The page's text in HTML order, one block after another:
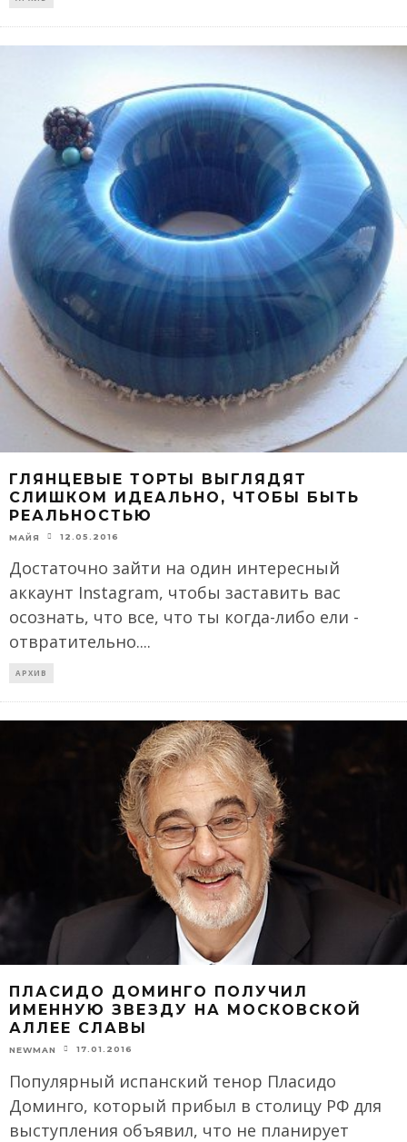
ГЛЯНЦЕВЫЕ ТОРТЫ ВЫГЛЯДЯТ
СЛИШКОМ ИДЕАЛЬНО, ЧТОБЫ БЫТЬ
РЕАЛЬНОСТЬЮ
МАЙЯ 12.05.2016
Достаточно зайти на один интересный
аккаунт Instagram, чтобы заставить вас
осознать, что все, что ты когда-либо ели -
отвратительно....
АРХИВ
ПЛАСИДО ДОМИНГО ПОЛУЧИЛ
ИМЕННУЮ ЗВЕЗДУ НА МОСКОВСКОЙ
АЛЛЕЕ СЛАВЫ
NEWMAN 17.01.2016
Популярный испанский тенор Пласидо
Доминго, который прибыл в столицу РФ для
выступления объявил, что не планирует